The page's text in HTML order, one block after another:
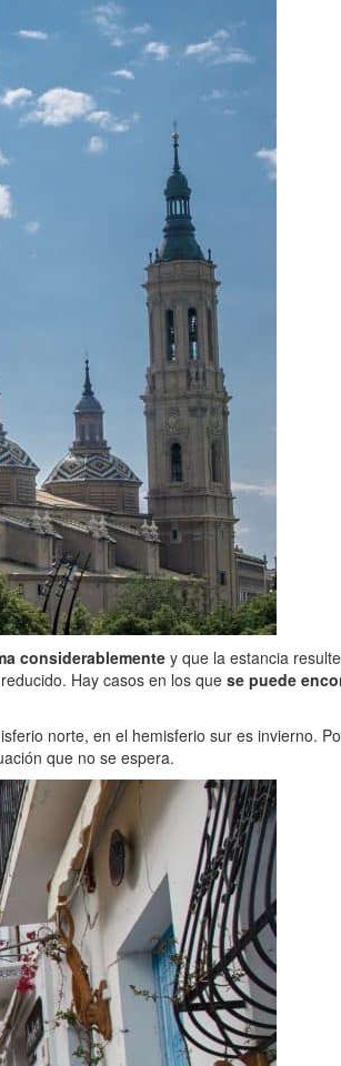
considerablemente y que la estancia
Hay casos en los que se puede
norte, en el hemisferio sur es invierno.
que no se espera.